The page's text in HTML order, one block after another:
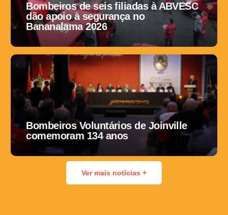
Bombeiros de seis filiadas à ABVESC
dão apoio à segurança no
Bananalama 2026
Bombeiros Voluntários de Joinville
comemoram 134 anos
Ver mais notícias +